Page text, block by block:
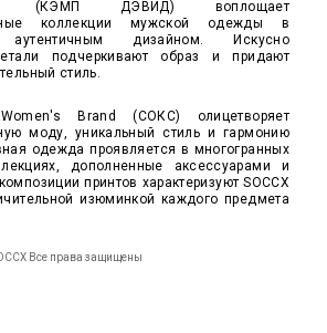
(КЭМП ДЭВИД) воплощает
коллекции мужской одежды в
дизайном. Искусно
подчеркивают образ и придают
стиль.
Brand (СОКС) олицетворяет
моду, уникальный стиль и гармонию
одежда проявляется в многогранных
дополненные аксессуарами и
принтов характеризуют SOCCX
изюминкой каждого предмета
Все права защищены